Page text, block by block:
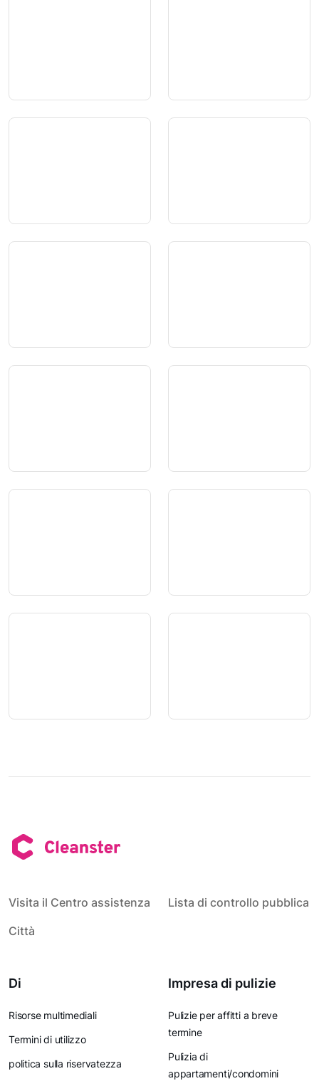
Visita il Centro assistenza
Lista di controllo pubblica
Città
Di
Risorse multimediali
Termini di utilizzo
politica sulla riservatezza
Impresa di pulizie
Pulizie per affitti a breve
termine
Pulizia di
appartamenti/condomini